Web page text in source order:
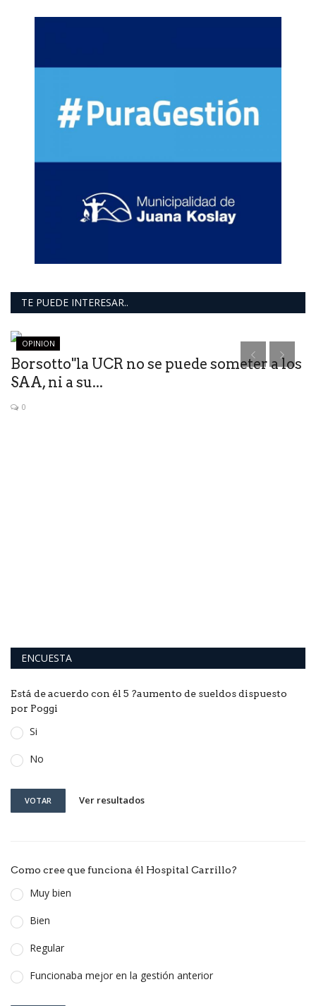
TE PUEDE INTERESAR..
OPINION
Borsotto"la UCR no se puede someter a los
SAA, ni a su...
0
ENCUESTA
Está de acuerdo con él 5 ?aumento de sueldos dispuesto
por Poggi
Si
No
VOTAR Ver resultados
Como cree que funciona él Hospital Carrillo?
Muy bien
Bien
Regular
Funcionaba mejor en la gestión anterior